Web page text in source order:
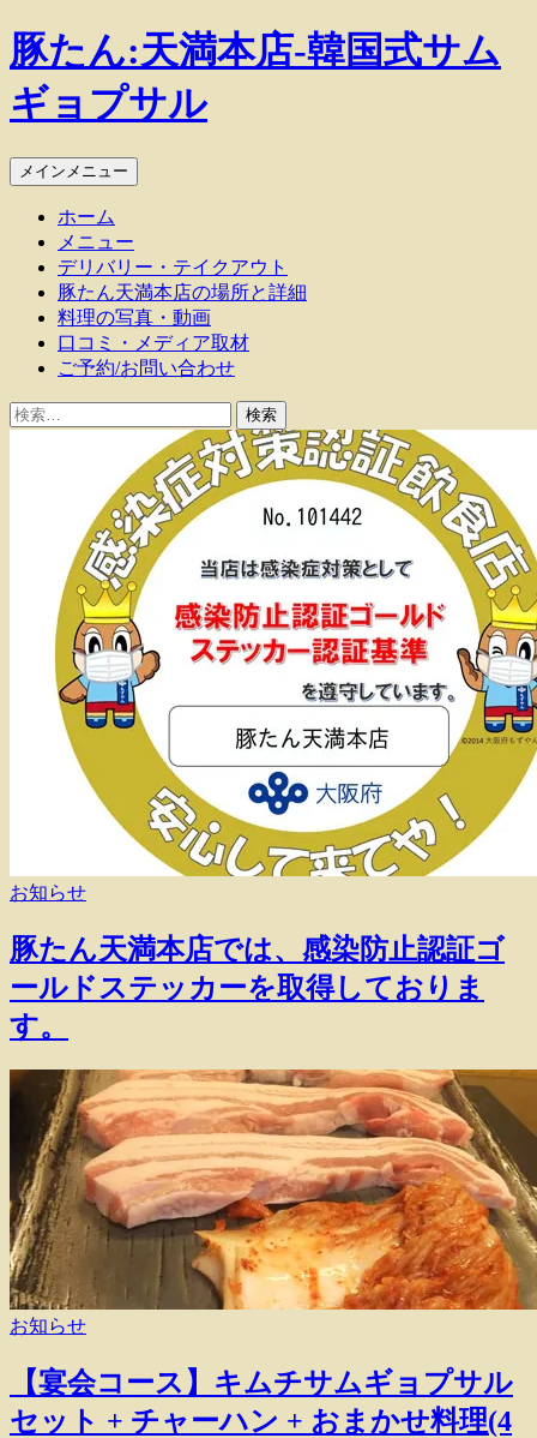
豚たん:天満本店-韓国式サム
ギョプサル
検
索
メインメニュー コ
ツ
へ
ス
キ
ッ
ホーム
メニュー
デリバリー・テイクアウト
豚たん天満本店の場所と詳細
料理の写真・動画
口コミ・メディア取材
ご予約/お問い合わせ
検
索:
お知らせ
豚たん天満本店では、感染防止認証ゴ
ールドステッカーを取得しておりま
す。
お知らせ
【宴会コース】キムチサムギョプサル
セット + チャーハン + おまかせ料理(4